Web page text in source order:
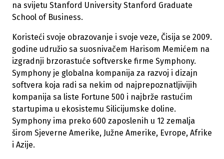
na svijetu Stanford University Stanford Graduate
School of Business.
Koristeći svoje obrazovanje i svoje veze, Čisija se 2009.
godine udružio sa suosnivačem Harisom Memićem na
izgradnji brzorastuće softverske firme Symphony.
Symphony je globalna kompanija za razvoj i dizajn
softvera koja radi sa nekim od najprepoznatljivijih
kompanija sa liste Fortune 500 i najbrže rastućim
startupima u ekosistemu Silicijumske doline.
Symphony ima preko 600 zaposlenih u 12 zemalja
širom Sjeverne Amerike, Južne Amerike, Evrope, Afrike
i Azije.